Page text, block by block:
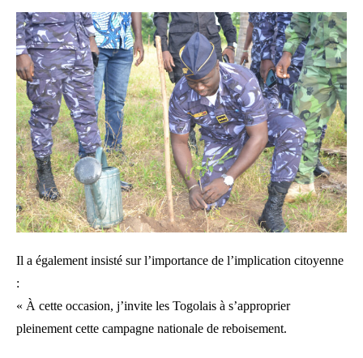
Il a également insisté sur l’importance de l’implication citoyenne
:
« À cette occasion, j’invite les Togolais à s’approprier
pleinement cette campagne nationale de reboisement.